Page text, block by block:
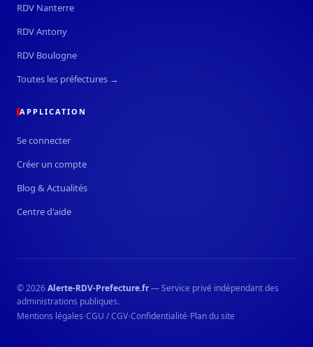
RDV Nanterre
RDV Antony
RDV Boulogne
Toutes les préfectures →
APPLICATION
Se connecter
Créer un compte
Blog & Actualités
Centre d'aide
© 2026Alerte-RDV-Prefecture.fr— Service privé indépendant des
administrations publiques.
Mentions légales·CGU / CGV·Confidentialité·Plan du site